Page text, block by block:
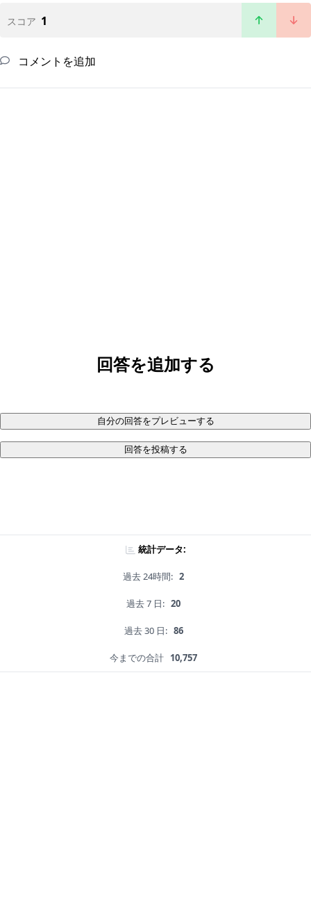
スコア 1
コメントを追加
回答を追加する
自分の回答をプレビューする
回答を投稿する
統計データ:
過去 24時間: 2
過去 7 日: 20
過去 30 日: 86
今までの合計 10,757